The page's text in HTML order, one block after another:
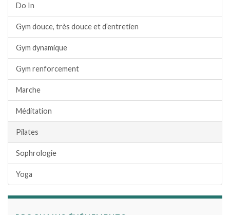
Do In
Gym douce, très douce et d’entretien
Gym dynamique
Gym renforcement
Marche
Méditation
Pilates
Sophrologie
Yoga